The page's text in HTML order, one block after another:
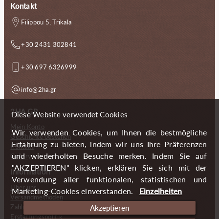
Kontakt
Filippou 5, Trikala
+30 2431 302841
+30 697 6326999
info@2ha.gr
2HA.GR
Mein Konto
Geschichte bestellen
Kontakt
Gallery
Information
Über uns
Versandmethoden
Zahlungsmöglichkeiten
Erstattungspolitik
Diese Website verwendet Cookies
Wir verwenden Cookies, um Ihnen die bestmögliche
Erfahrung zu bieten, indem wir uns Ihre Präferenzen
und wiederholten Besuche merken. Indem Sie auf
"AKZEPTIEREN" klicken, erklären Sie sich mit der
Verwendung aller funktionalen, statistischen und
Marketing-Cookies einverstanden.
Einzelheiten
Akzeptieren